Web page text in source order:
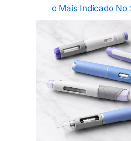
o Mais Indicado No